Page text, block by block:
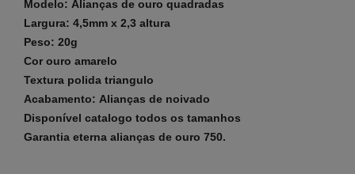
Modelo: Alianças de ouro quadradas
Largura: 4,5mm x 2,3 altura
Peso: 20g
Cor ouro amarelo
Textura polida triangulo
Acabamento: Alianças de noivado
Disponível catalogo todos os tamanhos
Garantia eterna alianças de ouro 750.